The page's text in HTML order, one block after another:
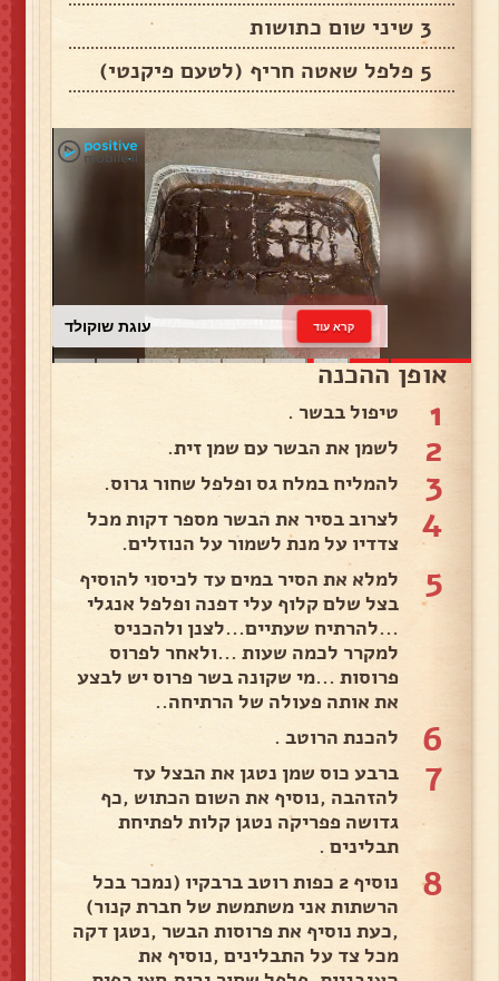
3 שיני שום כתושות
5 פלפל שאטה חריף (לטעם פיקנטי)
עוגת שוקולד קרא עוד
אופן ההכנה
1 טיפול בבשר .
2 לשמן את הבשר עם שמן זית.
3 להמליח במלח גס ופלפל שחור גרוס.
4
לצרוב בסיר את הבשר מספר דקות מכל
צדדיו על מנת לשמור על הנוזלים.
5
למלא את הסיר במים עד לכיסוי להוסיף
בצל שלם קלוף עלי דפנה ופלפל אנגלי
...להרתיח שעתיים...לצנן ולהכניס
למקרר לכמה שעות ...ולאחר לפרוס
פרוסות ...מי שקונה בשר פרוס יש לבצע
את אותה פעולה של הרתיחה..
6 להכנת הרוטב .
7
ברבע כוס שמן נטגן את הבצל עד
להזהבה ,נוסיף את השום הכתוש ,כף
גדושה פפריקה נטגן קלות לפתיחת
תבלינים .
8
נוסיף 2 כפות רוטב ברבקיו (נמכר בכל
הרשתות אני משתמשת של חברת קנור)
,כעת נוסיף את פרוסות הבשר ,נטגן דקה
מכל צד על התבלינים ,נוסיף את